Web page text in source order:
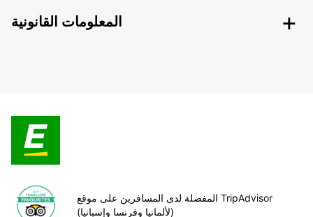
المعلومات القانونية
المفضلة لدى المسافرين على موقع TripAdvisor
(لألمانيا وفرنسا وإسبانيا)